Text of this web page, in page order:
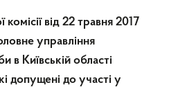
від 22 травня 2017
управління
Київській області
допущені до участі у